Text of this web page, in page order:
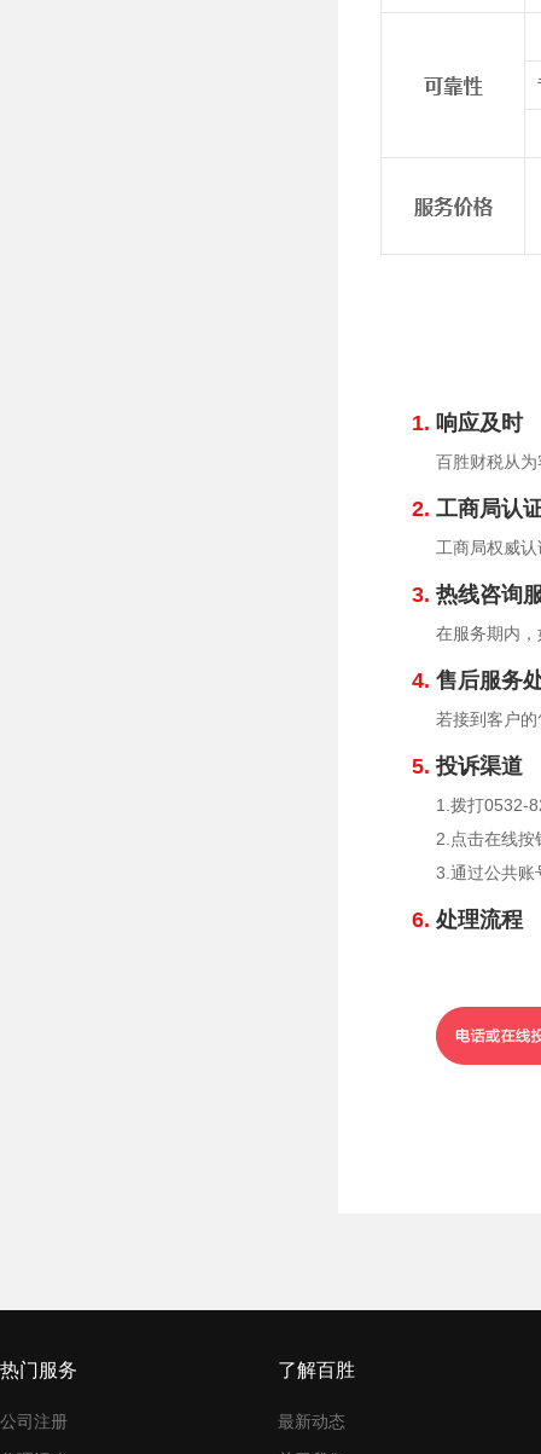
1. 响应及时
百胜财税从
2. 工商局认
工商局权威
3. 热线咨询
在服务期内
4. 售后服务
若接到客户
5. 投诉渠道
1.拨打0532-
2.点击在线按
3.通过公共账
6. 处理流程
热门服务
公司注册
了解百胜
最新动态